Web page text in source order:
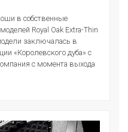
в собственные
Royal Oak Extra-Thin
заключалась в
«Королевского дуба» с
с момента выхода